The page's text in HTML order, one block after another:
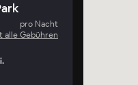
pro Nacht
alle Gebühren